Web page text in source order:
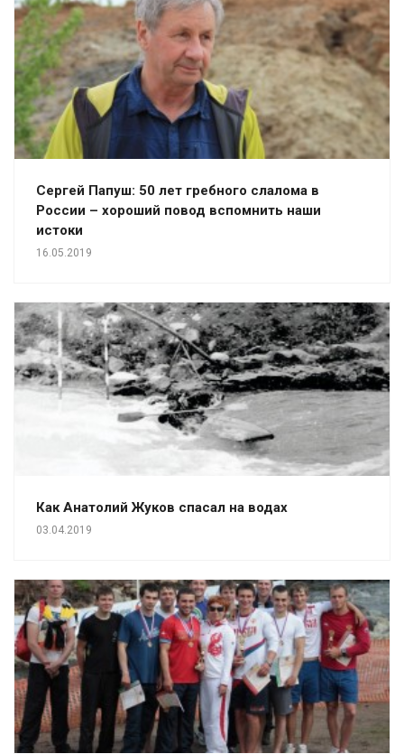
Сергей Папуш: 50 лет гребного слалома в
России – хороший повод вспомнить наши
истоки
16.05.2019
Как Анатолий Жуков спасал на водах
03.04.2019